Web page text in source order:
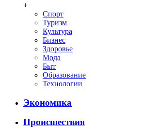
+
Спорт
Туризм
Культура
Бизнес
Здоровье
Мода
Быт
Образование
Технологии
Экономика
Происшествия